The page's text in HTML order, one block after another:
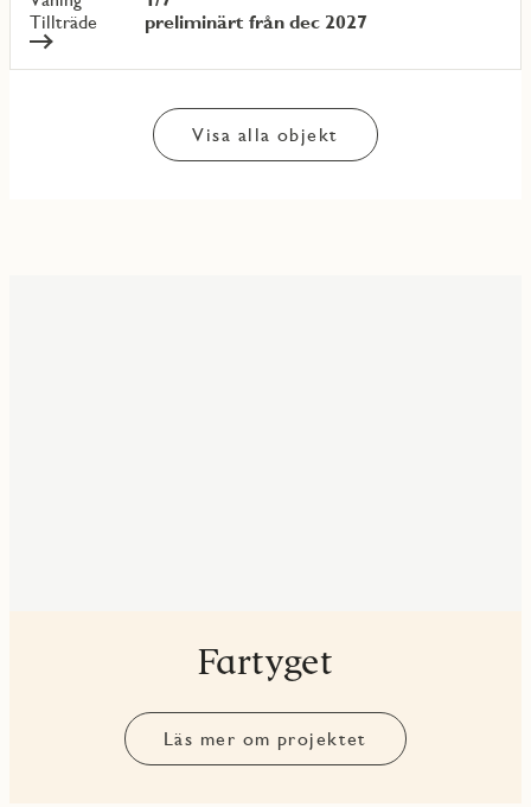
Tillträde
preliminärt från dec 2027
Visa alla objekt
Fartyget
Läs mer om projektet